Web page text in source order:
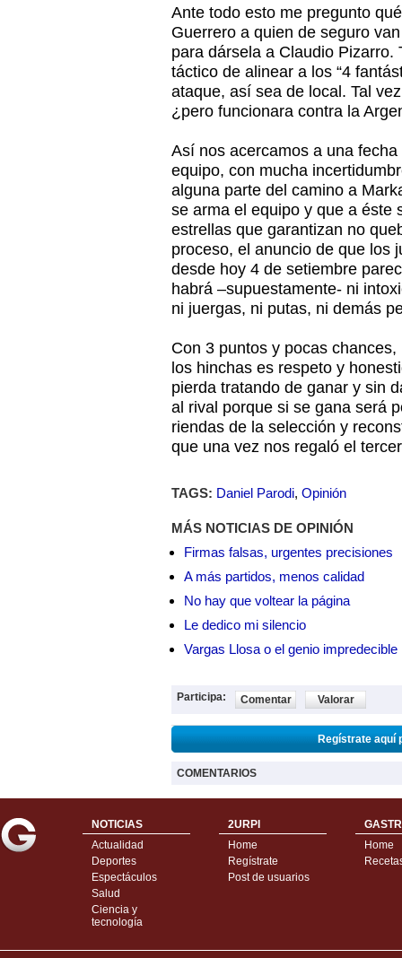
Ante todo esto me pregunto
Guerrero a quien de seguro
para dársela a Claudio Pizarro.
táctico de alinear a los “4
ataque, así sea de local. Tal
¿pero funcionara contra la
Así nos acercamos a una
equipo, con mucha
alguna parte del camino a
se arma el equipo y que a éste
estrellas que garantizan no
proceso, el anuncio de que los
desde hoy 4 de setiembre
habrá –supuestamente- ni
ni juergas, ni putas, ni demás
Con 3 puntos y pocas
los hinchas es respeto y
pierda tratando de ganar y sin
al rival porque si se gana será
riendas de la selección y
que una vez nos regaló el
TAGS: Daniel Parodi, Opinión
MÁS NOTICIAS DE OPINIÓN
Firmas falsas, urgentes precisiones
A más partidos, menos calidad
No hay que voltear la página
Le dedico mi silencio
Vargas Llosa o el genio impredecible
Participa: Comentar Valorar
Regístrate aquí
COMENTARIOS
NOTICIAS
Actualidad
Deportes
Espectáculos
Salud
Ciencia y
tecnología
2URPI
Home
Regístrate
Post de usuarios
Home